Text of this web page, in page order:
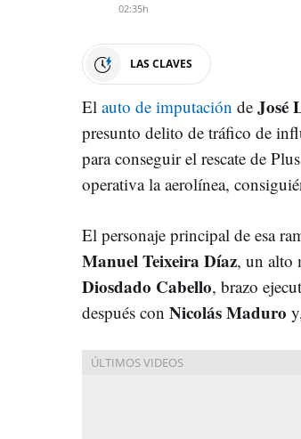
02:35h
LAS CLAVES
El auto de imputación de José
presunto delito de tráfico de
para conseguir el rescate de
operativa la aerolínea,
El personaje principal de esa
Manuel Teixeira Díaz, un alto
Diosdado Cabello, brazo
después con Nicolás Maduro